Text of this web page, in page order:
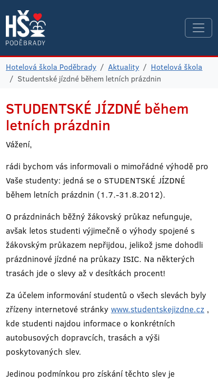
Hotelová škola Poděbrady Aktuality
Hotelová škola
Studentské jízdné během letních prázdnin
STUDENTSKÉ JÍZDNÉ během
letních prázdnin
Vážení,
rádi bychom vás informovali o mimořádné výhodě pro
Vaše studenty: jedná se o STUDENTSKÉ JÍZDNÉ
během letních prázdnin (1.7.-31.8.2012).
O prázdninách běžný žákovský průkaz nefunguje,
avšak letos studenti výjimečně o výhody spojené s
žákovským průkazem nepřijdou, jelikož jsme dohodli
prázdninové jízdné na průkazy ISIC. Na některých
trasách jde o slevy až v desítkách procent!
Za účelem informování studentů o všech slevách byly
zřízeny internetové stránky www.studentskejizdne.cz ,
kde studenti najdou informace o konkrétních
autobusových dopravcích, trasách a výši
poskytovaných slev.
Jedinou podmínkou pro získání těchto slev je